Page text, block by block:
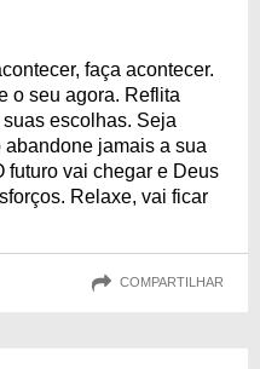
faça acontecer.
o seu agora. Reflita
escolhas. Seja
jamais a sua
futuro vai chegar e Deus
Relaxe, vai ficar
COMPARTILHAR